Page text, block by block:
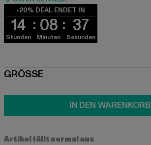
-20% DEAL ENDET IN
14
Stunden
08
Minuten
37
Sekunden
SIZE
GRÖSSE
IN DEN WARENKORB
Artikel fällt normal aus